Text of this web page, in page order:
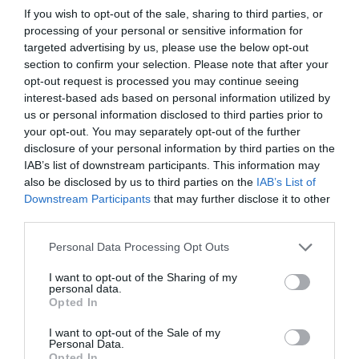
If you wish to opt-out of the sale, sharing to third parties, or
processing of your personal or sensitive information for
targeted advertising by us, please use the below opt-out
section to confirm your selection. Please note that after your
opt-out request is processed you may continue seeing
interest-based ads based on personal information utilized by
us or personal information disclosed to third parties prior to
your opt-out. You may separately opt-out of the further
disclosure of your personal information by third parties on the
IAB’s list of downstream participants. This information may
also be disclosed by us to third parties on the IAB’s List of
Downstream Participants that may further disclose it to other
Personal Data Processing Opt Outs
I want to opt-out of the Sharing of my
personal data.
Opted In
I want to opt-out of the Sale of my
Personal Data.
Η Pidgeon εστίασε αρχικά στο στιλ που έκανε τη
Bessette σύμβολο διαχρονικής κομψότητας.
Μελέτησε το βιβλίο CBK: Carolyn Bessette
Kennedy: A Life in Fashion για να κατανοήσει όχι
μόνο τις εμφανίσεις της αλλά και τις μικρές
εκφράσεις του προσώπου μέχρι τη γλώσσα του
σώματος. Το λεγόμενο quiet luxury δεν ήταν
απλώς τάση, ήταν στάση ζωής. Παράλληλα,
προσπάθησε να αναδείξει την Carolyn πέρα από
την εικόνα της μούσας της μόδας. Μας τη